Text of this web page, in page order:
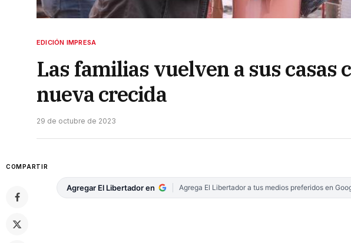
EDICIÓN IMPRESA
Las familias vuelven a sus casas
nueva crecida
29 de octubre de 2023
COMPARTIR
Agregar El Libertador en Agrega El Libertador a tus medios preferidos en